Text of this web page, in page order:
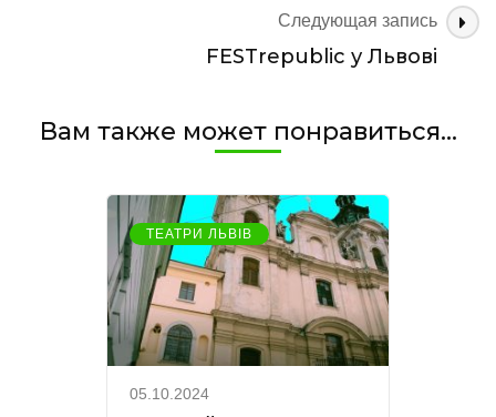
Следующая запись
FESTrepublic у Львові
Вам также может понравиться...
ТЕАТРИ ЛЬВІВ
05.10.2024